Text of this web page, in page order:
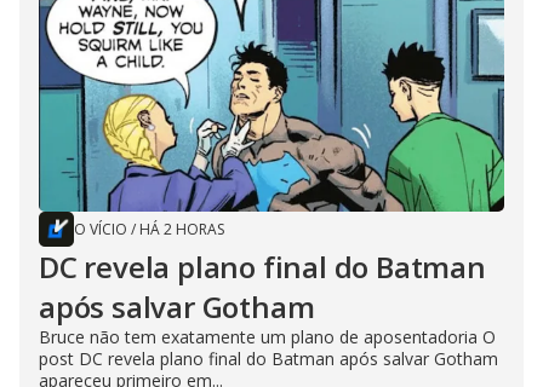
O VÍCIO / HÁ 2 HORAS
DC revela plano final do Batman
após salvar Gotham
Bruce não tem exatamente um plano de aposentadoria O
post DC revela plano final do Batman após salvar Gotham
apareceu primeiro em...